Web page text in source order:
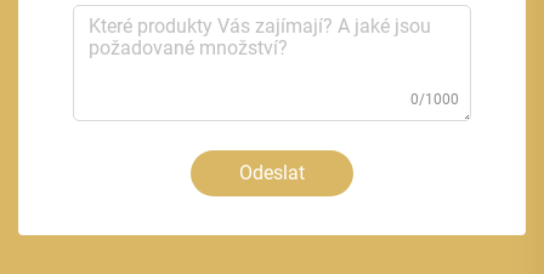
0/1000
Odeslat